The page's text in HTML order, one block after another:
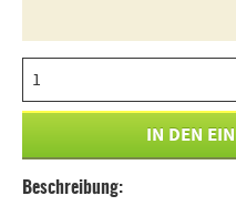
Beschreibung: